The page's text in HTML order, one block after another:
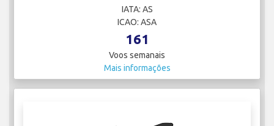
IATA: AS
ICAO: ASA
161
Voos semanais
Mais informações